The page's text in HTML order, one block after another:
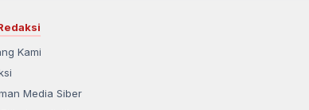
Kami
Media Siber